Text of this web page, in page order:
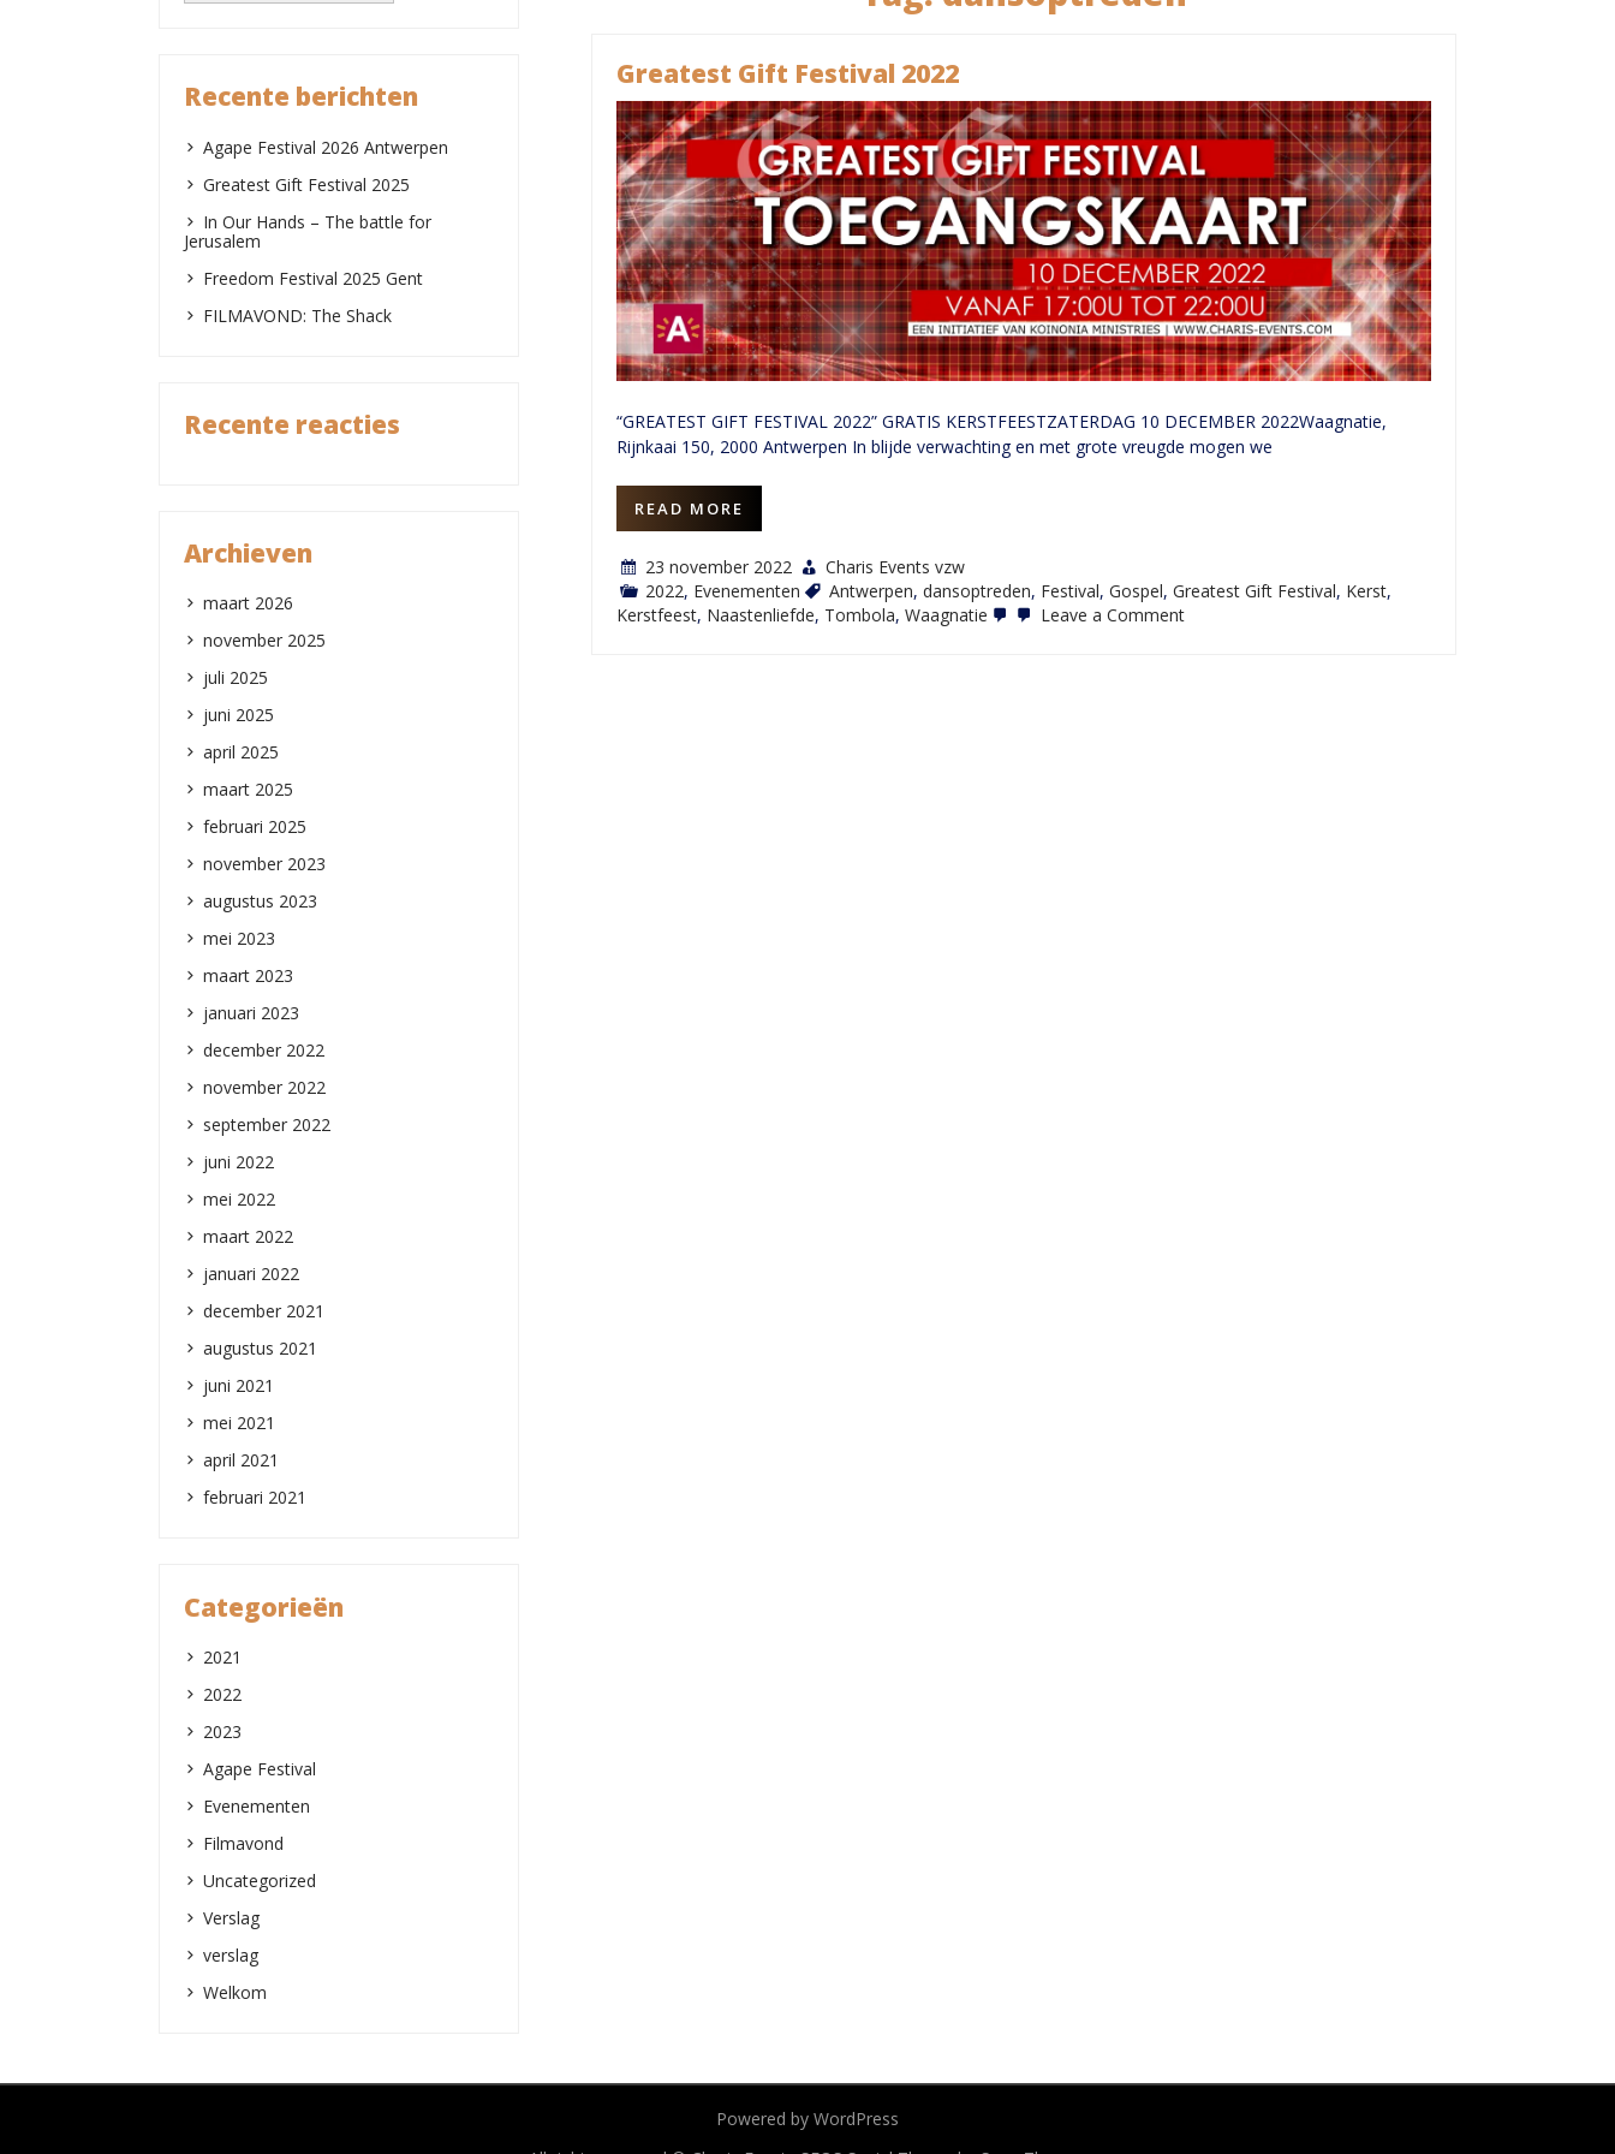
Greatest Gift Festival 2022
“GREATEST GIFT FESTIVAL 2022” GRATIS KERSTFEESTZATERDAG 10 DECEMBER 2022Waagnatie,
Rijnkaai 150, 2000 Antwerpen In blijde verwachting en met grote vreugde mogen we
READ MORE
23 november 2022
Charis Events vzw
2022, Evenementen Antwerpen, dansoptreden, Festival, Gospel, Greatest Gift Festival, Kerst,
Kerstfeest, Naastenliefde, Tombola, Waagnatie Leave a Commenton
Recente berichten
Agape Festival 2026 Antwerpen
Greatest Gift Festival 2025
In Our Hands – The battle for
Jerusalem
Freedom Festival 2025 Gent
FILMAVOND: The Shack
Recente reacties
Archieven
maart 2026
november 2025
juli 2025
juni 2025
april 2025
maart 2025
februari 2025
november 2023
augustus 2023
mei 2023
maart 2023
januari 2023
december 2022
november 2022
september 2022
juni 2022
mei 2022
maart 2022
januari 2022
december 2021
augustus 2021
juni 2021
mei 2021
april 2021
februari 2021
Categorieën
2021
2022
2023
Agape Festival
Evenementen
Filmavond
Uncategorized
Verslag
verslag
Welkom
Powered by WordPress